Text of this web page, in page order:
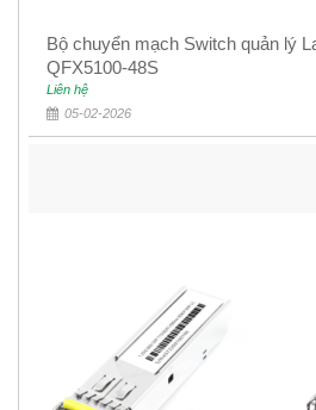
Bộ chuyển mạch Switch quản lý
QFX5100-48S
Liên hệ
05-02-2026